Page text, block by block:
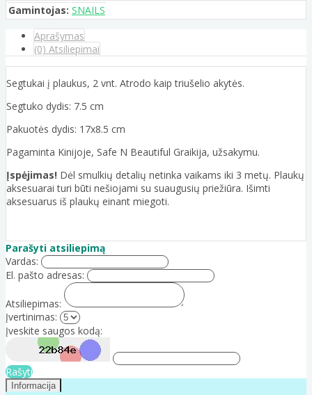
Gamintojas: SNAILS
Aprašymas
(0) Atsiliepimai
Segtukai į plaukus, 2 vnt. Atrodo kaip triušelio akytės.
Segtuko dydis: 7.5 cm
Pakuotės dydis: 17x8.5 cm
Pagaminta Kinijoje, Safe N Beautiful Graikija, užsakymu.
Įspėjimas! Dėl smulkių detalių netinka vaikams iki 3 metų. Plaukų
aksesuarai turi būti nešiojami su suaugusių priežiūra. Išimti
aksesuarus iš plaukų einant miegoti.
Parašyti atsiliepimą
Vardas:
El. pašto adresas:
Atsiliepimas:
Įvertinimas:
Įveskite saugos kodą:
Rašyti
Informacija